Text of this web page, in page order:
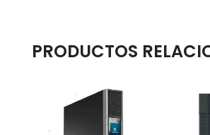
PRODUCTOS